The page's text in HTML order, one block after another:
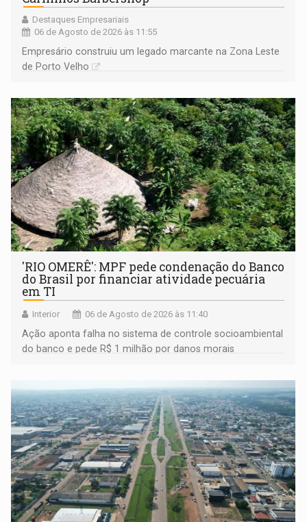
Destaques Empresariais
06 de Agosto de 2026 às 11:55
Empresário construiu um legado marcante na Zona Leste
de Porto Velho
'RIO OMERÊ': MPF pede condenação do Banco
do Brasil por financiar atividade pecuária
em TI
Interior 06 de Agosto de 2026 às 11:40
Ação aponta falha no sistema de controle socioambiental
do banco e pede R$ 1 milhão por danos morais